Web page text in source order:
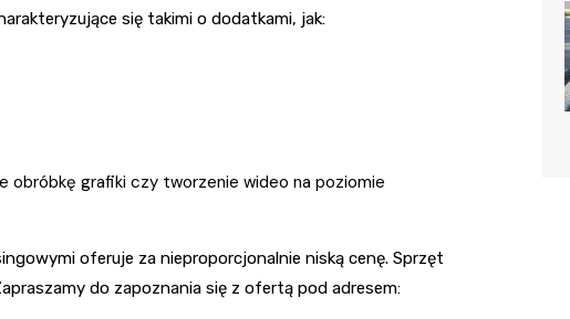
się takimi o dodatkami, jak:
obróbkę grafiki czy tworzenie wideo na poziomie
oferuje za nieproporcjonalnie niską cenę. Sprzęt
do zapoznania się z ofertą pod adresem: